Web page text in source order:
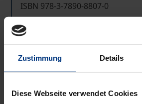
Zustimmung Details
Diese Webseite verwendet Cookies
ISBN 978-3-7890-8807-0
Not available
Add to Cart
Delivery cost notice